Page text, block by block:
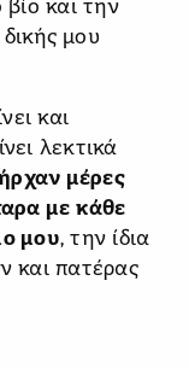
και την
μου
και
λεκτικά
μέρες
με κάθε
μου, την ίδια
και πατέρας